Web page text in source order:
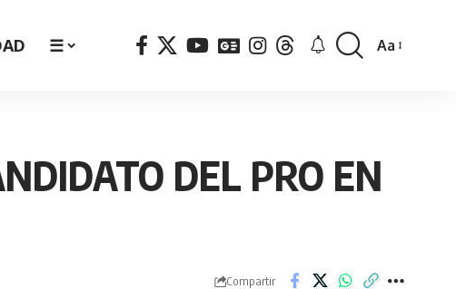
☰
Font
Aa
DEL PRO EN
Compartir